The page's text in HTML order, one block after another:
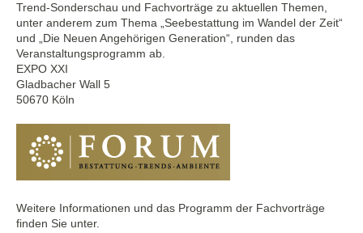
Trend-Sonderschau und Fachvorträge zu aktuellen Themen,
unter anderem zum Thema „Seebestattung im Wandel der Zeit“
und „Die Neuen Angehörigen Generation“, runden das
Veranstaltungsprogramm ab.
EXPO XXI
Gladbacher Wall 5
50670 Köln
Weitere Informationen und das Programm der Fachvorträge
finden Sie unter.